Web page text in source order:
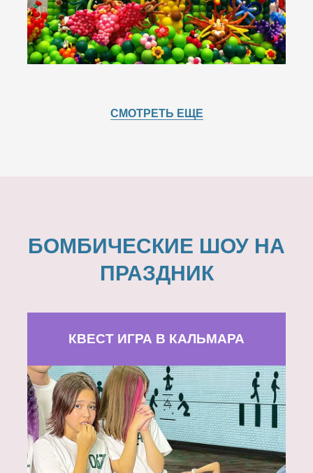
СМОТРЕТЬ ЕЩЕ
БОМБИЧЕСКИЕ ШОУ НА
ПРАЗДНИК
КВЕСТ ИГРА В КАЛЬМАРА